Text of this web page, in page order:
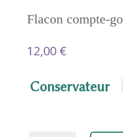
Flacon compte-
12,00 €
Conservateur